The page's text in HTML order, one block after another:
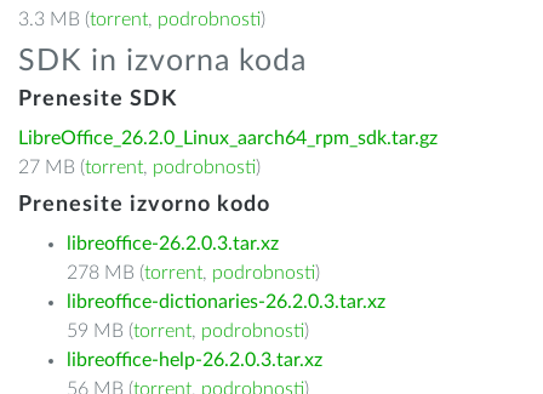
3.3 MB (torrent, podrobnosti)
SDK in izvorna koda
Prenesite SDK
LibreOffice_26.2.0_Linux_aarch64_rpm_sdk.tar.gz
27 MB (torrent, podrobnosti)
Prenesite izvorno kodo
libreoffice-26.2.0.3.tar.xz
278 MB (torrent, podrobnosti)
libreoffice-dictionaries-26.2.0.3.tar.xz
59 MB (torrent, podrobnosti)
libreoffice-help-26.2.0.3.tar.xz
56 MB (torrent, podrobnosti)